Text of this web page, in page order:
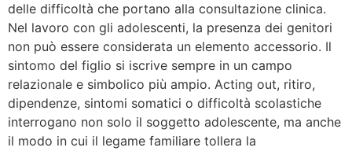
delle difficoltà che portano alla consultazione clinica.
Nel lavoro con gli adolescenti, la presenza dei genitori
non può essere considerata un elemento accessorio. Il
sintomo del figlio si iscrive sempre in un campo
relazionale e simbolico più ampio. Acting out, ritiro,
dipendenze, sintomi somatici o difficoltà scolastiche
interrogano non solo il soggetto adolescente, ma anche
il modo in cui il legame familiare tollera la